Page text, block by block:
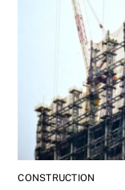
CONSTRUCTION